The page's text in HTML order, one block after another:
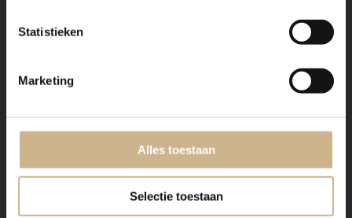
Statistieken
Marketing
Alles toestaan
Selectie toestaan
vrijwel elke gewenste maat, indeling en RAL-kleur
Benieuwd naar de mogelijkheden? Kom eens langs, of
neem contact met ons op. Wij maken vrijblijvend een